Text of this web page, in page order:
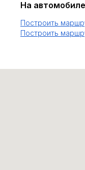
На
Построить
Построить